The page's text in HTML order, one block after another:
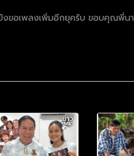
ขอเพลงเพิ่มอีกยุครับ ขอบคุณพี่น